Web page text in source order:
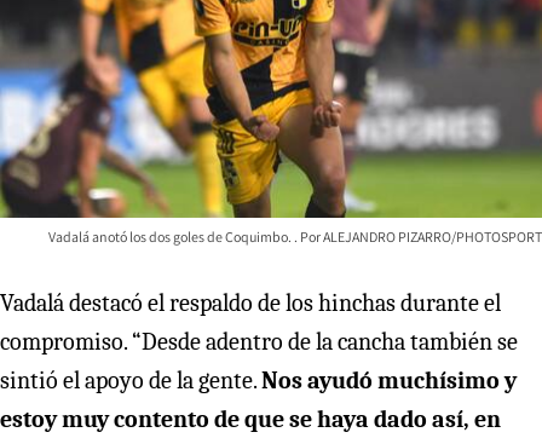
Vadalá anotó los dos goles de Coquimbo. ALEJANDRO PIZARRO/PHOTOSPORT
Vadalá destacó el respaldo de los hinchas durante el
compromiso. “Desde adentro de la cancha también se
sintió el apoyo de la gente.Nos ayudó muchísimo y
estoy muy contento de que se haya dado así, en